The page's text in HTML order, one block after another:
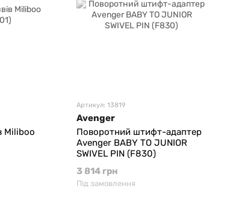
Miliboo
Артикул: 13819
Avenger
Поворотний штифт-адаптер
Avenger BABY TO JUNIOR
SWIVEL PIN (F830)
3 814 грн
Під замовлення